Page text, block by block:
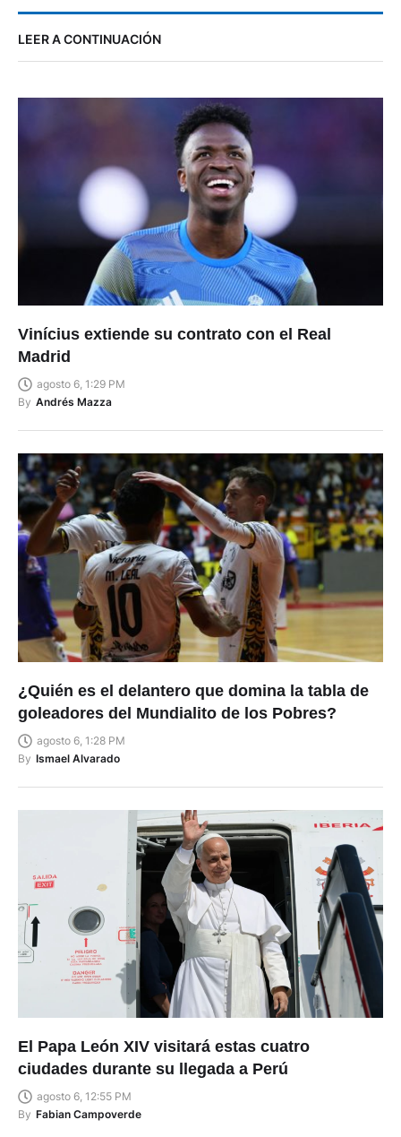
LEER A CONTINUACIÓN
Vinícius extiende su contrato con el Real
Madrid
agosto 6, 1:29 PM
By Andrés Mazza
¿Quién es el delantero que domina la tabla de
goleadores del Mundialito de los Pobres?
agosto 6, 1:28 PM
By Ismael Alvarado
El Papa León XIV visitará estas cuatro
ciudades durante su llegada a Perú
agosto 6, 12:55 PM
By Fabian Campoverde